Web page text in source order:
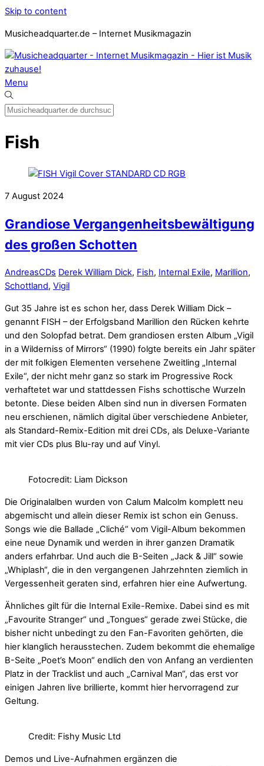
Skip to content
Musicheadquarter.de – Internet Musikmagazin
Menu
Fish
7 August 2024
Grandiose Vergangenheitsbewältigung
des großen Schotten
AndreasCDs Derek William Dick, Fish, Internal Exile, Marillion,
Schottland, Vigil
Gut 35 Jahre ist es schon her, dass Derek William Dick –
genannt FISH – der Erfolgsband Marillion den Rücken kehrte
und den Solopfad betrat. Dem grandiosen ersten Album „Vigil
in a Wilderniss of Mirrors“ (1990) folgte bereits ein Jahr später
der mit folkigen Elementen versehene Zweitling „Internal
Exile“, der nicht mehr ganz so stark im Progressive Rock
verhaftetet war und stattdessen Fishs schottische Wurzeln
betonte. Diese beiden Alben sind nun in diversen Formaten
neu erschienen, nämlich digital über verschiedene Anbieter,
als Standard-Remix-Edition mit drei CDs, als Deluxe-Variante
mit vier CDs plus Blu-ray und auf Vinyl.
Fotocredit: Liam Dickson
Die Originalalben wurden von Calum Malcolm komplett neu
abgemischt und allein dieser Remix ist schon ein Genuss.
Songs wie die Ballade „Cliché“ vom Vigil-Album bekommen
eine neue Dynamik und werden in ihrer ganzen Dramatik
anders erfahrbar. Und auch die B-Seiten „Jack & Jill“ sowie
„Whiplash“, die in den vergangenen Jahrzehnten ziemlich in
Vergessenheit geraten sind, erfahren hier eine Aufwertung.
Ähnliches gilt für die Internal Exile-Remixe. Dabei sind es mit
„Favourite Stranger“ und „Tongues“ gerade zwei Stücke, die
bisher nicht unbedingt zu den Fan-Favoriten gehörten, die
hier klanglich herausstechen. Zudem bekommt die ehemalige
B-Seite „Poet’s Moon“ endlich den von Anfang an verdienten
Platz in der Tracklist und auch „Carnival Man“, das erst vor
einigen Jahren live brillierte, kommt hier hervorragend zur
Geltung.
Credit: Fishy Music Ltd
Demos und Live-Aufnahmen ergänzen die